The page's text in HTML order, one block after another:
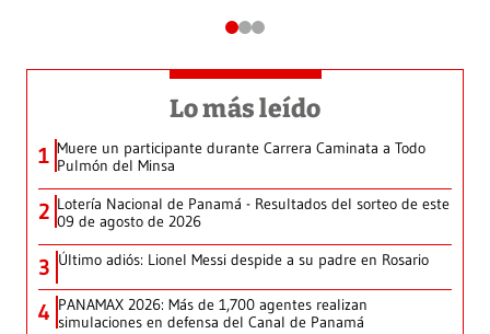
Lo más leído
1 Muere un participante durante Carrera Caminata a Todo
Pulmón del Minsa
2 Lotería Nacional de Panamá - Resultados del sorteo de este
09 de agosto de 2026
3 Último adiós: Lionel Messi despide a su padre en Rosario
4 PANAMAX 2026: Más de 1,700 agentes realizan
simulaciones en defensa del Canal de Panamá